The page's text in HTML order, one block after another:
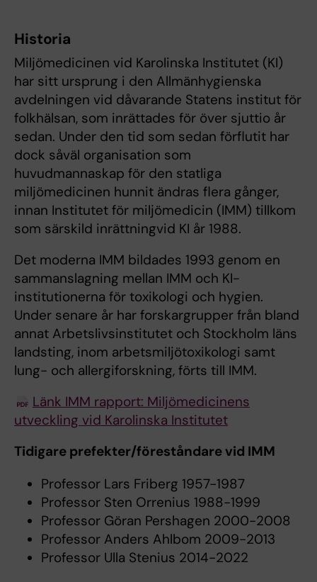
Historia
Miljömedicinen vid Karolinska Institutet (KI)
har sitt ursprung i den Allmänhygienska
avdelningen vid dåvarande Statens institut för
folkhälsan, som inrättades för över sjuttio år
sedan. Under den tid som sedan förflutit har
dock såväl organisation som
huvudmannaskap för den statliga
miljömedicinen hunnit ändras flera gånger,
innan Institutet för miljömedicin (IMM) tillkom
som särskild inrättningvid KI år 1988.
Det moderna IMM bildades 1993 genom en
sammanslagning mellan IMM och KI-
institutionerna för toxikologi och hygien.
Under senare år har forskargrupper från bland
annat Arbetslivsinstitutet och Stockholm läns
landsting, inom arbetsmiljötoxikologi samt
lung- och allergiforskning, förts till IMM.
Länk IMM rapport: Miljömedicinens
utveckling vid Karolinska Institutet
Tidigare prefekter/föreståndare vid IMM
Professor Lars Friberg 1957-1987
Professor Sten Orrenius 1988-1999
Professor Göran Pershagen 2000-2008
Professor Anders Ahlbom 2009-2013
Professor Ulla Stenius 2014-2022